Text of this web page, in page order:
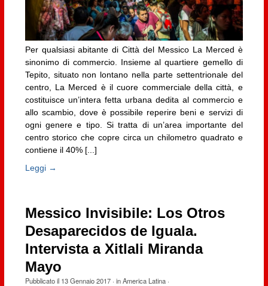
Per qualsiasi abitante di Città del Messico La Merced è
sinonimo di commercio. Insieme al quartiere gemello di
Tepito, situato non lontano nella parte settentrionale del
centro, La Merced è il cuore commerciale della città, e
costituisce un’intera fetta urbana dedita al commercio e
allo scambio, dove è possibile reperire beni e servizi di
ogni genere e tipo. Si tratta di un’area importante del
centro storico che copre circa un chilometro quadrato e
contiene il 40% [...]
Leggi →
Messico Invisibile: Los Otros
Desaparecidos de Iguala.
Intervista a Xitlali Miranda
Mayo
Pubblicato il 13 Gennaio 2017· inAmerica Latina·